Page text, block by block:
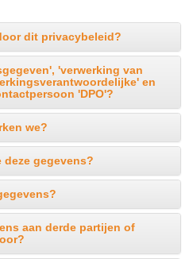
dit privacybeleid?
'verwerking van
en
'DPO'?
we?
deze gegevens?
aan derde partijen of